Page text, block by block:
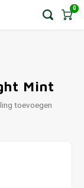
0
Mint
toevoegen